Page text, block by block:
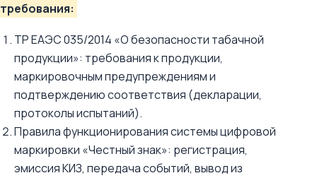
требования:
ТР ЕАЭС 035/2014 «О безопасности табачной
продукции»: требования к продукции,
маркировочным предупреждениям и
подтверждению соответствия (декларации,
протоколы испытаний).
Правила функционирования системы цифровой
маркировки «Честный знак»: регистрация,
эмиссия КИЗ, передача событий, вывод из